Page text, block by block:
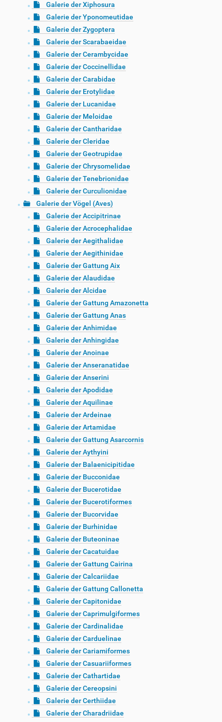
Galerie der Xiphosura
Galerie der Yponomeutidae
Galerie der Zygoptera
Galerie der Scarabaeidae
Galerie der Cerambycidae
Galerie der Coccinellidae
Galerie der Carabidae
Galerie der Erotylidae
Galerie der Lucanidae
Galerie der Meloidae
Galerie der Cantharidae
Galerie der Cleridae
Galerie der Geotrupidae
Galerie der Chrysomelidae
Galerie der Tenebrionidae
Galerie der Curculionidae
Galerie der Vögel (Aves)
Galerie der Accipitrinae
Galerie der Acrocephalidae
Galerie der Aegithalidae
Galerie der Aegithinidae
Galerie der Gattung Aix
Galerie der Alaudidae
Galerie der Alcidae
Galerie der Gattung Amazonetta
Galerie der Gattung Anas
Galerie der Anhimidae
Galerie der Anhingidae
Galerie der Anoinae
Galerie der Anseranatidae
Galerie der Anserini
Galerie der Apodidae
Galerie der Aquilinae
Galerie der Ardeinae
Galerie der Artamidae
Galerie der Gattung Asarcornis
Galerie der Aythyini
Galerie der Balaenicipitidae
Galerie der Bucconidae
Galerie der Bucerotidae
Galerie der Bucerotiformes
Galerie der Bucorvidae
Galerie der Burhinidae
Galerie der Buteoninae
Galerie der Cacatuidae
Galerie der Gattung Cairina
Galerie der Calcariidae
Galerie der Gattung Callonetta
Galerie der Capitonidae
Galerie der Caprimulgiformes
Galerie der Cardinalidae
Galerie der Carduelinae
Galerie der Cariamiformes
Galerie der Casuariiformes
Galerie der Cathartidae
Galerie der Cereopsini
Galerie der Certhiidae
Galerie der Charadriidae